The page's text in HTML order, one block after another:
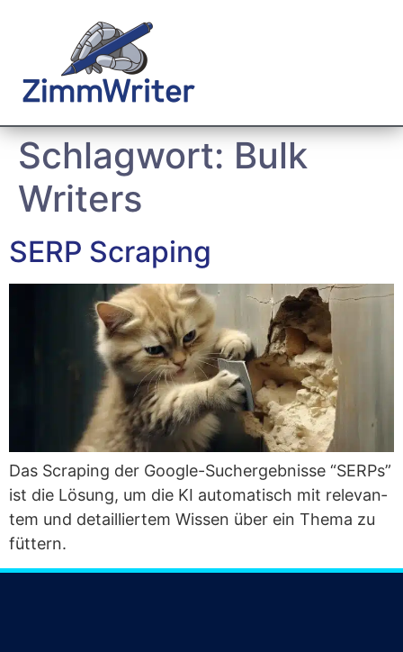
Schlagwort: Bulk
Writers
SERP Scraping
Das Scra­ping der Goog­le-Such­ergeb­nis­se “SERPs”
ist die Lösung, um die KI auto­ma­tisch mit rele­van­
tem und detail­lier­tem Wis­sen über ein The­ma zu
füttern.